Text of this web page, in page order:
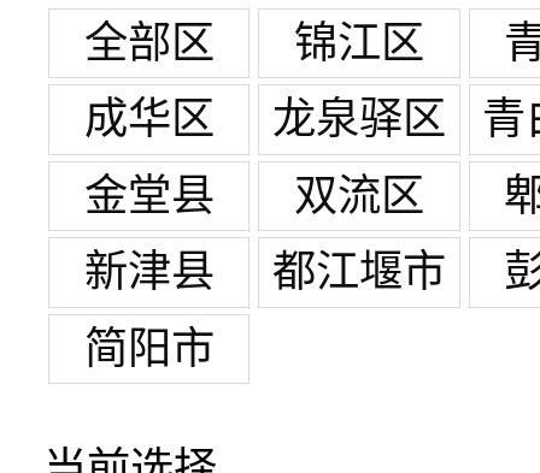
全部区
锦江区
成华区
龙泉驿区
青
金堂县
双流区
新津县
都江堰市
简阳市